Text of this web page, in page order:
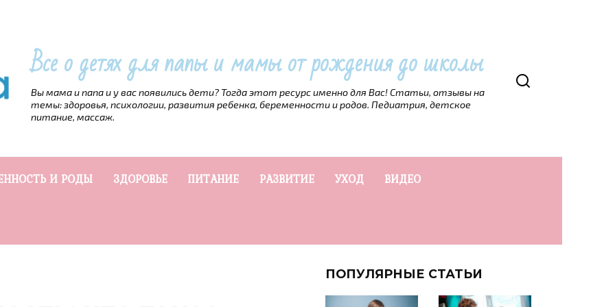
Все о детях для папы и мамы от рождения до школы
Вы мама и папа и у вас появились дети? Тогда этот ресурс именно для Вас! Статьи, отзывы на
темы: здоровья, психологии, развития ребенка, беременности и родов. Педиатрия, детское
питание, массаж.
И РОДЫ ЗДОРОВЬЕ ПИТАНИЕ РАЗВИТИЕ УХОД ВИДЕО
ПОПУЛЯРНЫЕ СТАТЬИ